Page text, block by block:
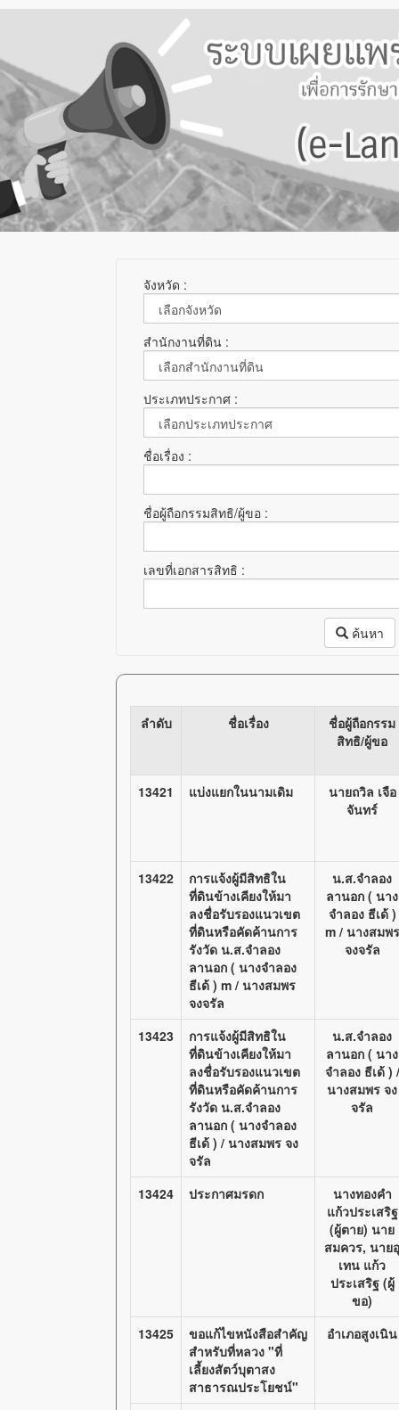
จังหวัด :
สำนักงานที่ดิน :
ประเภทประกาศ :
ชื่อเรื่อง :
ชื่อผู้ถือกรรมสิทธิ/ผู้ขอ :
เลขที่เอกสารสิทธิ :
ค้นหา
ลำดับ ชื่อเรื่อง
ชื่อผู้ถือกรรม
สิทธิ/ผู้ขอ
13421 แบ่งแยกในนามเดิม
นายถวิล เจือ
จันทร์
13422
การแจ้งผู้มีสิทธิใน
ที่ดินข้างเคียงให้มา
ลงชื่อรับรองแนวเขต
ที่ดินหรือคัดค้านการ
รังวัด น.ส.จำลอง
ลานอก ( นางจำลอง
ธีเด้ ) m / นางสมพร
จงจรัล
น.ส.จำลอง
ลานอก ( นาง
จำลอง ธีเด้ )
m / นางสมพร
จงจรัล
13423
การแจ้งผู้มีสิทธิใน
ที่ดินข้างเคียงให้มา
ลงชื่อรับรองแนวเขต
ที่ดินหรือคัดค้านการ
รังวัด น.ส.จำลอง
ลานอก ( นางจำลอง
ธีเด้ ) / นางสมพร จง
จรัล
น.ส.จำลอง
ลานอก ( นาง
จำลอง ธีเด้ ) /
นางสมพร จง
จรัล
13424 ประกาศมรดก
นางทองคำ
แก้วประเสริฐ
(ผู้ตาย) นาย
สมควร, นายอุ
เทน แก้ว
ประเสริฐ (ผู้
ขอ)
13425
ขอแก้ไขหนังสือสำคัญ
สำหรับที่หลวง "ที่
เลี้ยงสัตว์บุตาสง
สาธารณประโยชน์"
อำเภอสูงเนิน